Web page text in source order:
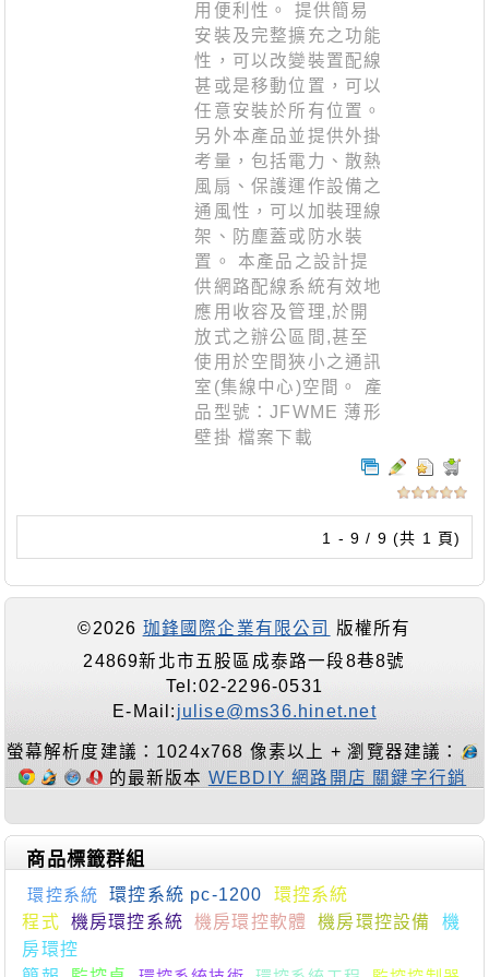
用便利性。 提供簡易
安裝及完整擴充之功能
性，可以改變裝置配線
甚或是移動位置，可以
任意安裝於所有位置。
另外本產品並提供外掛
考量，包括電力、散熱
風扇、保護運作設備之
通風性，可以加裝理線
架、防塵蓋或防水裝
置。 本產品之設計提
供網路配線系統有效地
應用收容及管理,於開
放式之辦公區間,甚至
使用於空間狹小之通訊
室(集線中心)空間。 產
品型號：JFWME 薄形
壁掛 檔案下載
1 - 9 / 9 (共 1 頁)
©2026 珈鋒國際企業有限公司
版權所有
24869新北市五股區成泰路一段8巷8號
Tel:02-2296-0531
E-Mail: julise@ms36.hinet.net
螢幕解析度建議：1024x768 像素以上 + 瀏覽器建議：
的最新版本 WEBDIY 網路開店 關鍵字行銷
商品標籤群組
環控系統 環控系統 pc-1200
環控系統
程式
機房環控系統 機房環控軟體 機房環控設備
機
房環控